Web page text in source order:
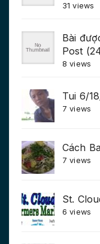
31 views
Bài
Post
8 views
Tui 6/
7 views
Cách
7 views
St.
6 views